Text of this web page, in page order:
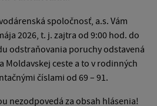
spoločnosť, a.s. Vám
2026, t. j. zajtra od 9:00 hod. do
odstraňovania poruchy odstavená
Moldavskej ceste a to v rodinných
číslami od 69 – 91.
nezodpovedá za obsah hlásenia!